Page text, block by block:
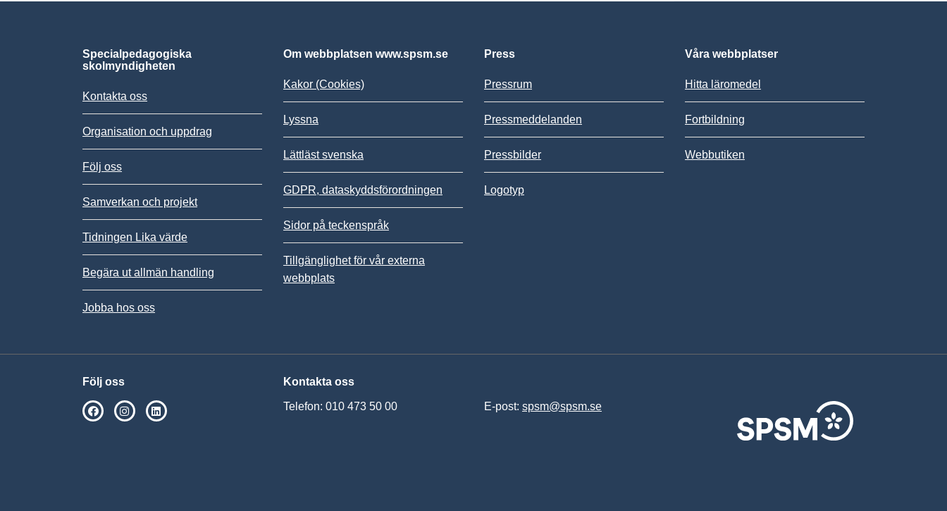
Specialpedagogiska
skolmyndigheten
Kontakta oss
Organisation och uppdrag
Följ oss
Samverkan och projekt
Tidningen Lika värde
Begära ut allmän handling
Jobba hos oss
Om webbplatsen www.spsm.se
Kakor (Cookies)
Lyssna
Lättläst svenska
GDPR, dataskyddsförordningen
Sidor på teckenspråk
Tillgänglighet för vår externa
webbplats
Press
Pressrum
Pressmeddelanden
Pressbilder
Logotyp
Våra webbplatser
Hitta läromedel
Fortbildning
Webbutiken
Följ oss
SPSM på Facebook
SPSM på Instagram
Kontakta oss
Telefon: 010 473 50 00 E-post: spsm@spsm.se